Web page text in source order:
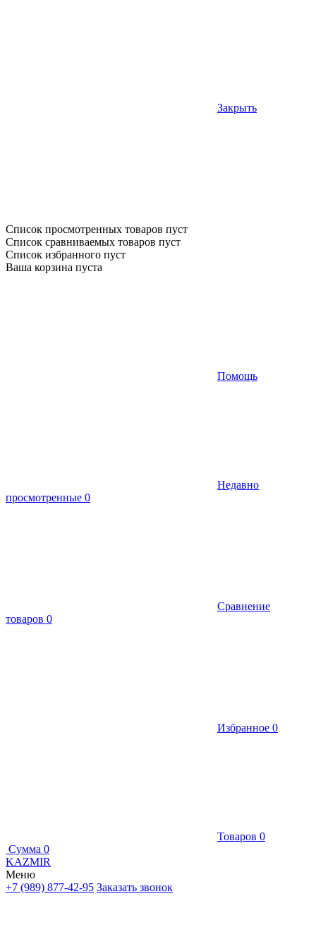
Закрыть
Список просмотренных товаров пуст
Список сравниваемых товаров пуст
Список избранного пуст
Ваша корзина пуста
Помощь
Недавно
просмотренные 0
Сравнение
товаров 0
Избранное 0
Товаров 0
Сумма 0
KAZMIR
Меню
+7 (989) 877-42-95 Заказать звонок